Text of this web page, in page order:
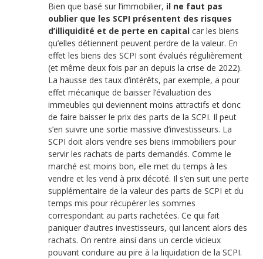
Bien que basé sur l’immobilier, il ne faut pas
oublier que les SCPI présentent des risques
d’illiquidité et de perte en capital car les biens
qu’elles détiennent peuvent perdre de la valeur. En
effet les biens des SCPI sont évalués régulièrement
(et même deux fois par an depuis la crise de 2022).
La hausse des taux d’intérêts, par exemple, a pour
effet mécanique de baisser l’évaluation des
immeubles qui deviennent moins attractifs et donc
de faire baisser le prix des parts de la SCPI. Il peut
s’en suivre une sortie massive d’investisseurs. La
SCPI doit alors vendre ses biens immobiliers pour
servir les rachats de parts demandés. Comme le
marché est moins bon, elle met du temps à les
vendre et les vend à prix décoté. Il s’en suit une perte
supplémentaire de la valeur des parts de SCPI et du
temps mis pour récupérer les sommes
correspondant au parts rachetées. Ce qui fait
paniquer d’autres investisseurs, qui lancent alors des
rachats. On rentre ainsi dans un cercle vicieux
pouvant conduire au pire à la liquidation de la SCPI.